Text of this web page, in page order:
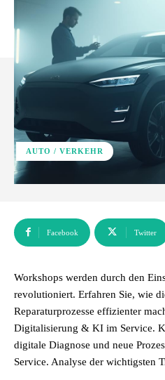
AUTO / VERKEHR
Facebook Twitter
Workshops werden durch den
revolutioniert. Erfahren Sie, wie
Reparaturprozesse effizienter
Digitalisierung & KI im Service.
digitale Diagnose und neue
Service. Analyse der wichtigsten